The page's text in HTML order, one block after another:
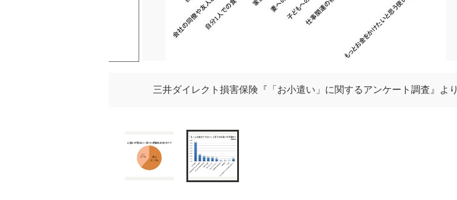
三井ダイレクト損害保険『「お小遣い」に関するアンケート調査』より